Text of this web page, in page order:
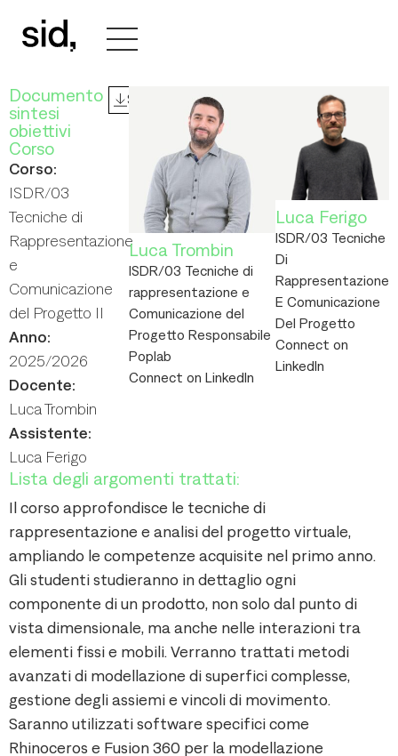
Documento
sintesi
obiettivi
Corso
Corso:
ISDR/03
Tecniche di
Rappresentazione
e
Comunicazione
del Progetto II
Anno:
2025/2026
Docente:
Luca Trombin
Assistente:
Luca Ferigo
Syllabus
Luca Trombin
ISDR/03 Tecniche di
rappresentazione e
Comunicazione del
Progetto Responsabile
Poplab
Connect on LinkedIn
Luca Ferigo
ISDR/03 Tecniche
Di
Rappresentazione
E Comunicazione
Del Progetto
Connect on
LinkedIn
Lista degli argomenti trattati:
Il corso approfondisce le tecniche di
rappresentazione e analisi del progetto virtuale,
ampliando le competenze acquisite nel primo anno.
Gli studenti studieranno in dettaglio ogni
componente di un prodotto, non solo dal punto di
vista dimensionale, ma anche nelle interazioni tra
elementi fissi e mobili. Verranno trattati metodi
avanzati di modellazione di superfici complesse,
gestione degli assiemi e vincoli di movimento.
Saranno utilizzati software specifici come
Rhinoceros e Fusion 360 per la modellazione